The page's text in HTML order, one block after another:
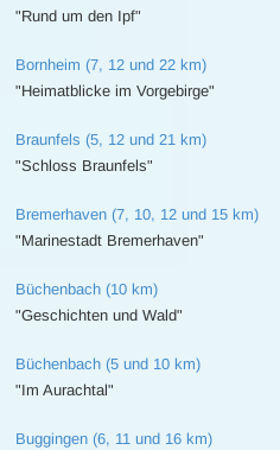
"Rund um den Ipf"
Bornheim (7, 12 und 22 km)
"Heimatblicke im Vorgebirge"
Braunfels (5, 12 und 21 km)
"Schloss Braunfels"
Bremerhaven (7, 10, 12 und 15 km)
"Marinestadt Bremerhaven"
Büchenbach (10 km)
"Geschichten und Wald"
Büchenbach (5 und 10 km)
"Im Aurachtal"
Buggingen (6, 11 und 16 km)